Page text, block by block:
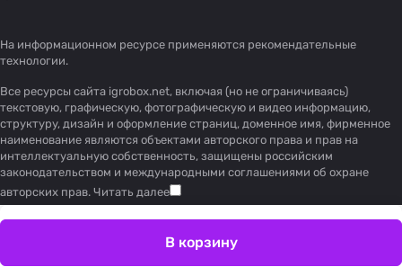
На информационном ресурсе применяются рекомендательные
технологии.
Все ресурсы сайта igrobox.net, включая (но не ограничиваясь)
текстовую, графическую, фотографическую и видео информацию,
структуру, дизайн и оформление страниц, доменное имя, фирменное
наименование являются объектами авторского права и прав на
интеллектуальную собственность, защищены российским
законодательством и международными соглашениями об охране
авторских прав. Читать далее
В корзину